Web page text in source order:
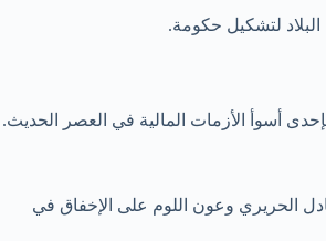
أسوأ الأزمات المالية في العصر الحديث.
في الاتفاق على تشكيلتها مع عون. وتبادل الحريري وعون اللوم على الإخفاق في